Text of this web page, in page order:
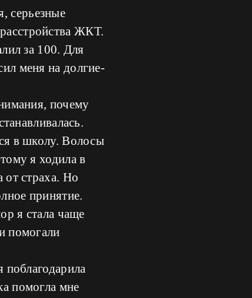
серьезные
ЖКТ.
за 100. Для
меня на долгие-
почему
в школу. Волосы
я ходила в
от страха. Но
принятие.
я стала чаще
помогали
помогла мне